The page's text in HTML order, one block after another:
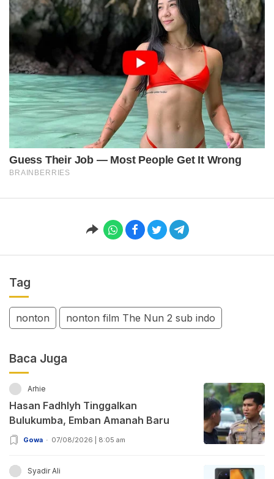
Tag
nonton nonton film The Nun 2 sub indo
Baca Juga
Arhie
Hasan Fadhlyh Tinggalkan
Bulukumba, Emban Amanah Baru
Gowa 07/08/2026 | 8:05 am
Syadir Ali